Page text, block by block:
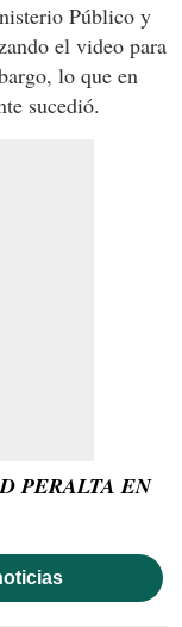
Público y
el video para
lo que en
sucedió.
PERALTA EN